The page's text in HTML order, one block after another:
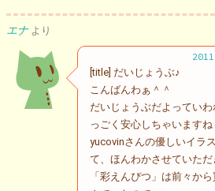
エナ より
[title] だいじょうぶ♪
こんばんわぁ＾＾
だいじょうぶだよってい
っごく安心しちゃいますね
yucovinさんの優しいイラ
て、ほんわかさせていただ
「彩えんぴつ」は前々か